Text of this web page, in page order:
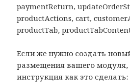
paymentReturn,
productActions, cart,
productTab,
Если же нужно создать
размещения вашего модуля,
инструкция как это сделать: